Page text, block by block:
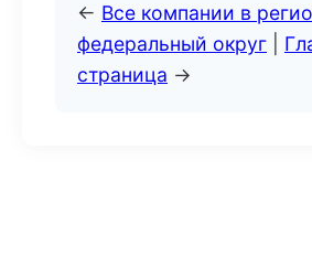
← Все компании в
федеральный округ
страница →